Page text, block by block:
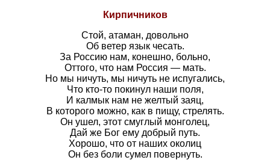
Кирпичников
Стой, атаман, довольно
Об ветер язык чесать.
За Россию нам, конешно, больно,
Оттого, что нам Россия — мать.
Но мы ничуть, мы ничуть не испугались,
Что кто-то покинул наши поля,
И калмык нам не желтый заяц,
В которого можно, как в пищу, стрелять.
Он ушел, этот смуглый монголец,
Дай же Бог ему добрый путь.
Хорошо, что от наших околиц
Он без боли сумел повернуть.